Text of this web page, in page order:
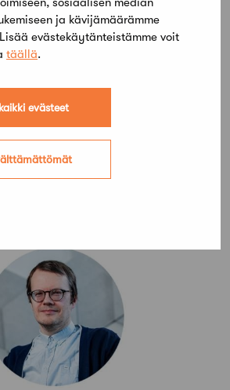
ja kävijämäärämme
evästekäytänteistämme voit
täällä.
evästeet
rakentamislaiksi
yllättynyt, ettei
vakavilla huomioilla